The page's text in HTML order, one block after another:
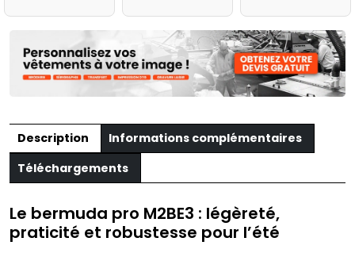
Description
Informations complémentaires
Téléchargements
Le bermuda pro M2BE3 : légèreté,
praticité et robustesse pour l’été